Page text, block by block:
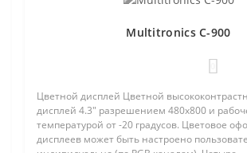
Multitronics C-900
Цветной дисплей Цветной
дисплей 4.3" разрешением 480х800 и
температурой от -20 градусов. Цветовое
дисплеев может быть настроено